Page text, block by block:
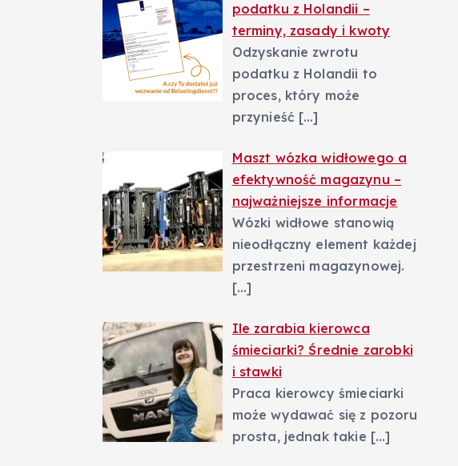
podatku z Holandii –
terminy, zasady i kwoty
Odzyskanie zwrotu
podatku z Holandii to
proces, który może
przynieść […]
Maszt wózka widłowego a
efektywność magazynu –
najważniejsze informacje
Wózki widłowe stanowią
nieodłączny element każdej
przestrzeni magazynowej.
[…]
Ile zarabia kierowca
śmieciarki? Średnie zarobki
i stawki
Praca kierowcy śmieciarki
może wydawać się z pozoru
prosta, jednak takie […]